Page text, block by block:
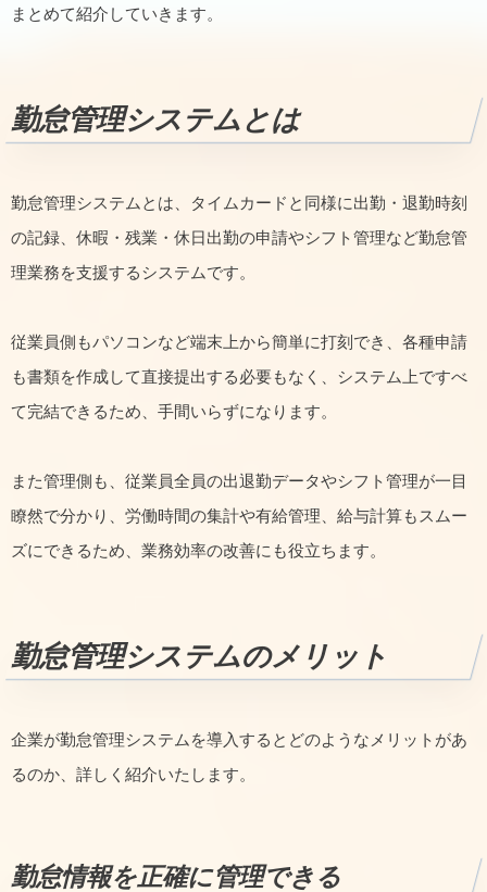
まとめて紹介していきます。
勤怠管理システムとは
勤怠管理システムとは、タイムカードと同様に出勤・退勤時刻
の記録、休暇・残業・休日出勤の申請やシフト管理など勤怠管
理業務を支援するシステムです。
従業員側もパソコンなど端末上から簡単に打刻でき、各種申請
も書類を作成して直接提出する必要もなく、システム上ですべ
て完結できるため、手間いらずになります。
また管理側も、従業員全員の出退勤データやシフト管理が一目
瞭然で分かり、労働時間の集計や有給管理、給与計算もスムー
ズにできるため、業務効率の改善にも役立ちます。
勤怠管理システムのメリット
企業が勤怠管理システムを導入するとどのようなメリットがあ
るのか、詳しく紹介いたします。
勤怠情報を正確に管理できる